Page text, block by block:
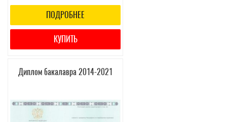
ПОДРОБНЕЕ
КУПИТЬ
Диплом бакалавра 2014-2021